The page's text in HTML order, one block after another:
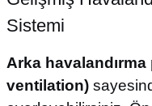
Sistemi
Arka
ventilation)